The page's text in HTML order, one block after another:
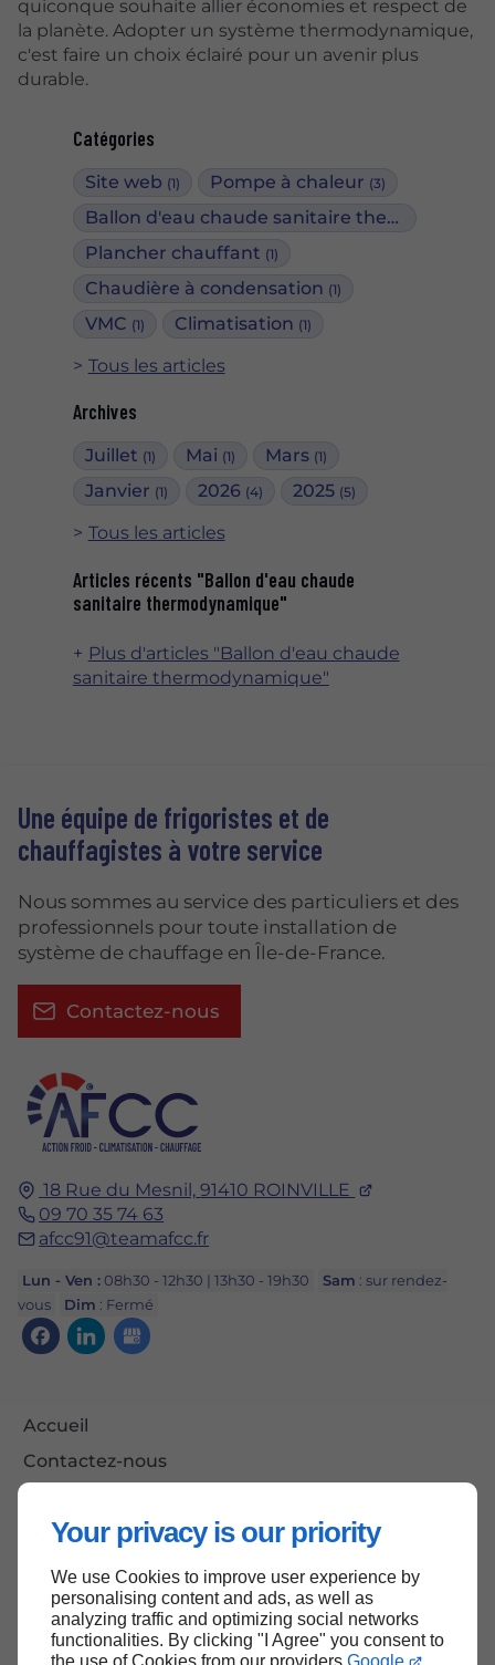
Your privacy is our priority
We use Cookies to improve user experience by
personalising content and ads, as well as
analyzing traffic and optimizing social networks
functionalities. By clicking "I Agree" you consent to
the use of Cookies from our providers Google
Catégories
Site web (1) Pompe à chaleur (3)
Ballon d'eau chaude sanitaire thermodynamique
Plancher chauffant (1)
Chaudière à condensation (1)
VMC (1) Climatisation (1)
Tous les articles
Archives
Juillet (1) Mai (1) Mars (1)
Janvier (1) 2026 (4) 2025 (5)
Tous les articles
Articles récents "Ballon d'eau chaude
sanitaire thermodynamique"
Plus d'articles "Ballon d'eau chaude
sanitaire thermodynamique"
quiconque souhaite allier économies et respect de
la planète. Adopter un système thermodynamique,
c'est faire un choix éclairé pour un avenir plus
durable.
18 Rue du Mesnil, 91410 ROINVILLE
09 70 35 74 63
afcc91@teamafcc.fr
Lun - Ven : 08h30 - 12h30 | 13h30 - 19h30 Sam : sur rendez-
vous
Dim : Fermé
Accueil
Contactez-nous
Plan du site
Une équipe de frigoristes et de
chauffagistes à votre service
Nous sommes au service des particuliers et des
professionnels pour toute installation de
système de chauffage en Île-de-France.
Contactez-nous
Haut de page